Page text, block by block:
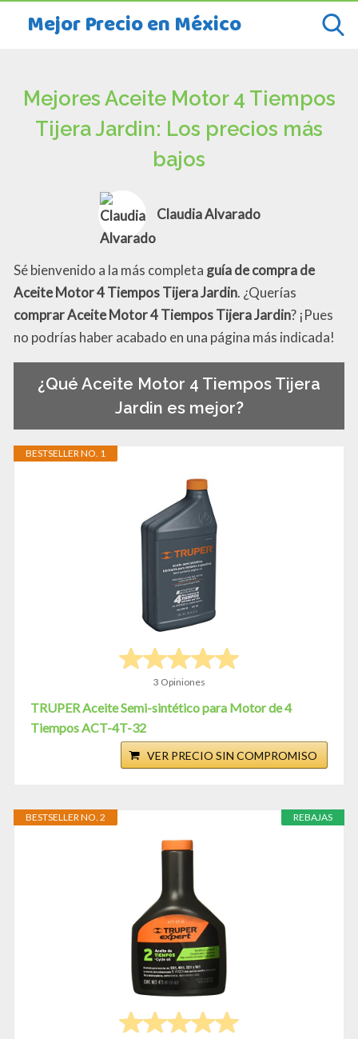
Mejor Precio en México
Mejores Aceite Motor 4 Tiempos
Tijera Jardin: Los precios más
bajos
Claudia Alvarado
Sé bienvenido a la más completa guía de compra de
Aceite Motor 4 Tiempos Tijera Jardin. ¿Querías
comprar Aceite Motor 4 Tiempos Tijera Jardin? ¡Pues
no podrías haber acabado en una página más indicada!
¿Qué Aceite Motor 4 Tiempos Tijera
Jardin es mejor?
BESTSELLER NO. 1
3 Opiniones
TRUPER Aceite Semi-sintético para Motor de 4
Tiempos ACT-4T-32
VER PRECIO SIN COMPROMISO
REBAJAS
BESTSELLER NO. 2